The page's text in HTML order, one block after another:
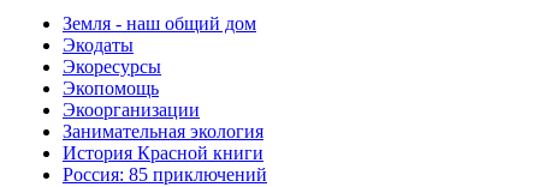
Земля - наш общий дом
Экодаты
Экоресурсы
Экопомощь
Экоорганизации
Занимательная экология
История Красной книги
Россия: 85 приключений